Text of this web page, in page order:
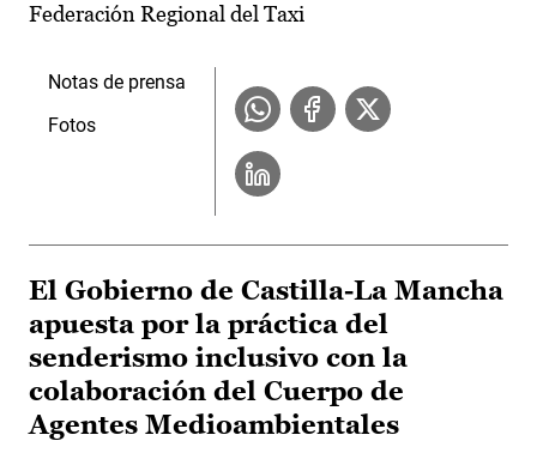
Federación Regional del Taxi
Notas de prensa
Fotos
El Gobierno de Castilla-La Mancha
apuesta por la práctica del
senderismo inclusivo con la
colaboración del Cuerpo de
Agentes Medioambientales